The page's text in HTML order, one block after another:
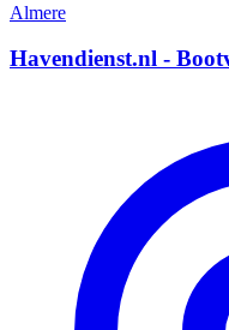
Almere
Havendienst.nl -